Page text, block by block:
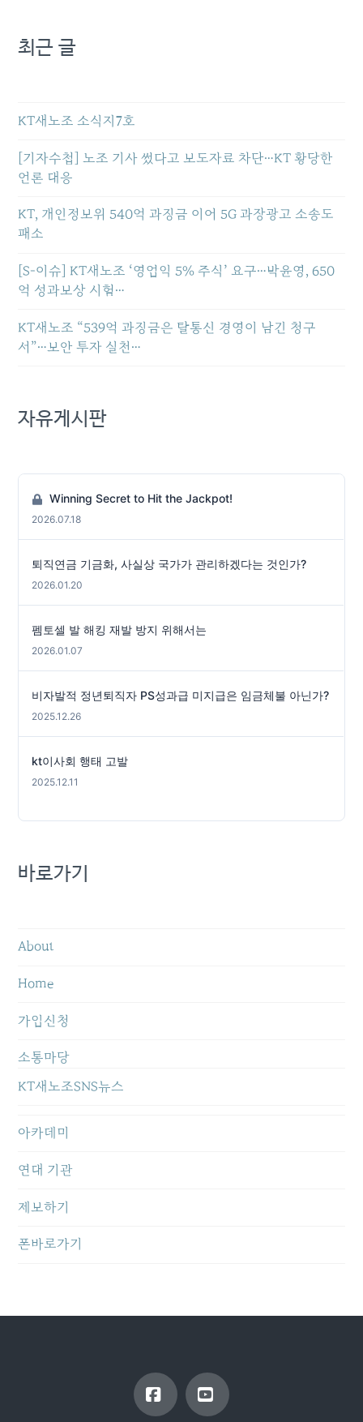
최근 글
KT새노조 소식지7호
[기자수첩] 노조 기사 썼다고 보도자료 차단…KT 황당한
언론 대응
KT, 개인정보위 540억 과징금 이어 5G 과장광고 소송도
패소
[S-이슈] KT새노조 ‘영업익 5% 주식’ 요구…박윤영, 650
억 성과보상 시험…
KT새노조 “539억 과징금은 탈통신 경영이 남긴 청구
서”…보안 투자 실천…
자유게시판
Winning Secret to Hit the Jackpot!
2026.07.18
퇴직연금 기금화, 사실상 국가가 관리하겠다는 것인가?
2026.01.20
펨토셀 발 해킹 재발 방지 위해서는
2026.01.07
비자발적 정년퇴직자 PS성과급 미지급은 임금체불 아닌가?
2025.12.26
kt이사회 행태 고발
2025.12.11
바로가기
About
Home
가입신청
소통마당
KT새노조SNS뉴스
아카데미
연대 기관
제보하기
폰바로가기